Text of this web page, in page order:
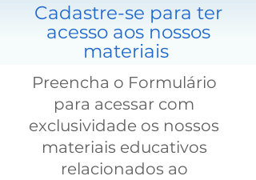
Cadastre-se para ter
acesso aos nossos
materiais
Preencha o Formulário
para acessar com
exclusividade os nossos
materiais educativos
relacionados ao